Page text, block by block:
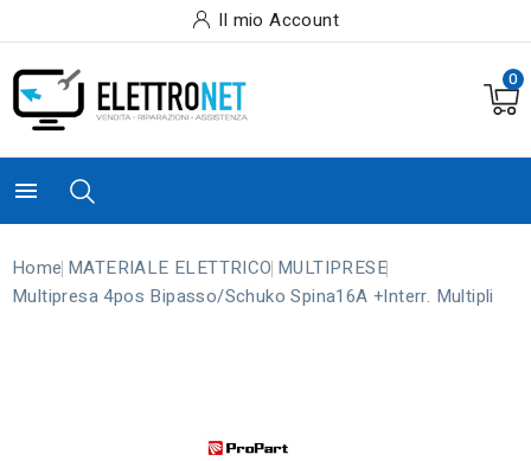
Il mio Account
0

Home MATERIALE ELETTRICO MULTIPRESE
Multipresa 4pos Bipasso/schuko Spina16A +interr. Multipli